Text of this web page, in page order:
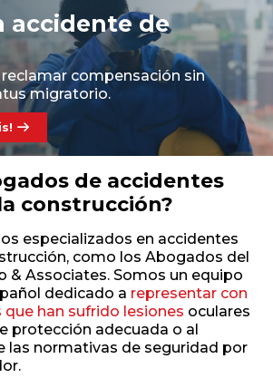
accidente de
compensación sin
migratorio.
de accidentes
construcción?
especializados en accidentes
como los Abogados del
& Associates. Somos un equipo
dedicado a representar con
han sufrido lesiones oculares
protección adecuada o al
las normativas de seguridad por